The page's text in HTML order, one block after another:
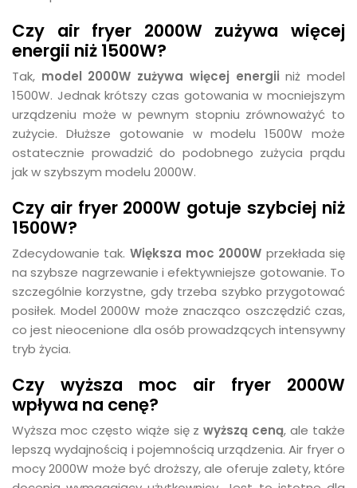
Czy air fryer 2000W zużywa więcej
energii niż 1500W?
Tak, model 2000W zużywa więcej energii niż model
1500W. Jednak krótszy czas gotowania w mocniejszym
urządzeniu może w pewnym stopniu zrównoważyć to
zużycie. Dłuższe gotowanie w modelu 1500W może
ostatecznie prowadzić do podobnego zużycia prądu
jak w szybszym modelu 2000W.
Czy air fryer 2000W gotuje szybciej niż
1500W?
Zdecydowanie tak. Większa moc 2000W przekłada się
na szybsze nagrzewanie i efektywniejsze gotowanie. To
szczególnie korzystne, gdy trzeba szybko przygotować
posiłek. Model 2000W może znacząco oszczędzić czas,
co jest nieocenione dla osób prowadzących intensywny
tryb życia.
Czy wyższa moc air fryer 2000W
wpływa na cenę?
Wyższa moc często wiąże się zwyższą ceną, ale także
lepszą wydajnością i pojemnością urządzenia. Air fryer o
mocy 2000W może być droższy, ale oferuje zalety, które